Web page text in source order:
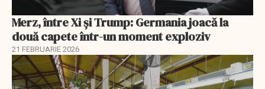
Merz, între Xi și Trump: Germania joacă la
două capete într-un moment exploziv
21 FEBRUARIE 2026